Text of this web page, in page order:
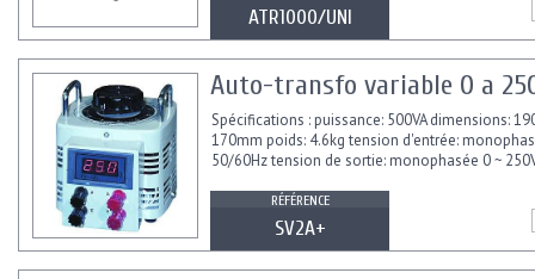
ATR1000/UNI
Auto-transfo variable 0 a
Spécifications : puissance: 500VA dimensions:
170mm poids: 4.6kg tension d'entrée:
50/60Hz tension de sortie: monophasée 0 ~
RÉFÉRENCE
SV2A+